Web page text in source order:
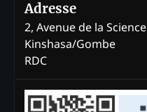
Adresse
2, Avenue de la Science
Kinshasa/Gombe
RDC